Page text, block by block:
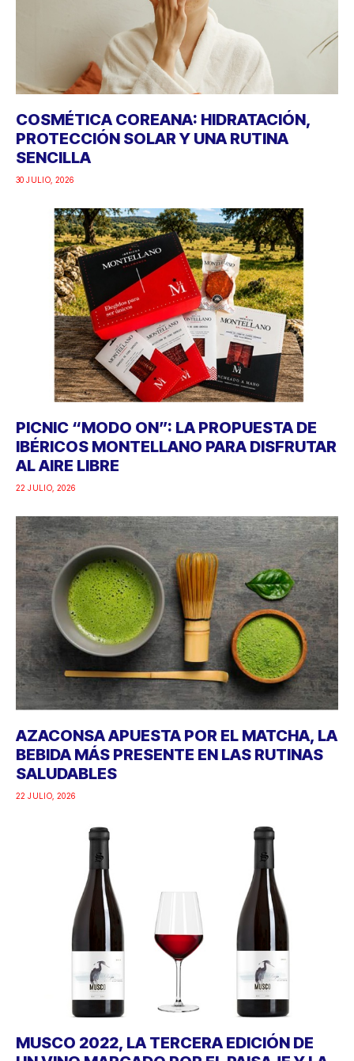
COSMÉTICA COREANA: HIDRATACIÓN,
PROTECCIÓN SOLAR Y UNA RUTINA
SENCILLA
30 JULIO, 2026
PICNIC “MODO ON”: LA PROPUESTA DE
IBÉRICOS MONTELLANO PARA DISFRUTAR
AL AIRE LIBRE
22 JULIO, 2026
AZACONSA APUESTA POR EL MATCHA, LA
BEBIDA MÁS PRESENTE EN LAS RUTINAS
SALUDABLES
22 JULIO, 2026
MUSCO 2022, LA TERCERA EDICIÓN DE